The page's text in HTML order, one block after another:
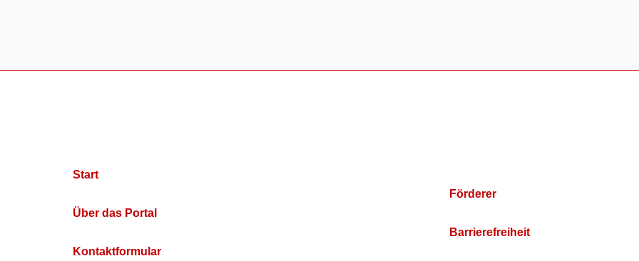
Start
Über das Portal
Kontaktformular
Förderer
Barrierefreiheit